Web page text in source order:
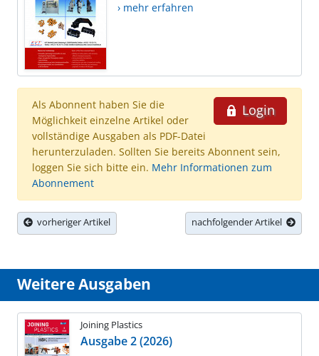
› mehr erfahren
Login
Als Abonnent haben Sie die
Möglichkeit einzelne Artikel oder
vollständige Ausgaben als PDF-Datei
herunterzuladen. Sollten Sie bereits Abonnent sein,
loggen Sie sich bitte ein. Mehr Informationen zum
Abonnement
vorheriger Artikel nachfolgender Artikel
Weitere Ausgaben
Joining Plastics
Ausgabe 2 (2026)